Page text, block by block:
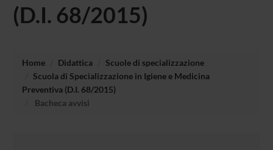
(D.I. 68/2015)
Home Didattica
Scuole di specializzazione
Scuola di Specializzazione in Igiene e Medicina
Preventiva (D.I. 68/2015)
Bacheca avvisi